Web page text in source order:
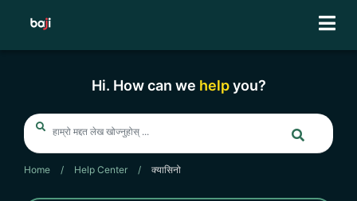
Hi. How can we helpyou?
Home / Help Center / क्यासिनो